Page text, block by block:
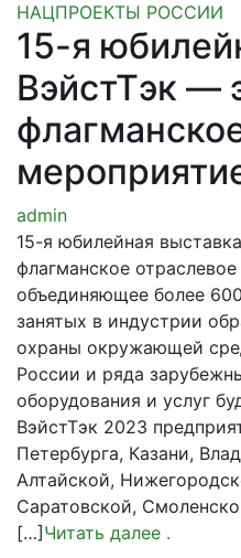
НАЦПРОЕКТЫ РОССИИ
15-я
ВэйстТэк —
admin
15-я юбилейная
флагманское
объединяющее более
занятых в индустрии
охраны окружающей
России и ряда
оборудования и услуг
ВэйстТэк 2023
Петербурга, Казани,
Алтайской,
Саратовской,
[…] Читать далее .